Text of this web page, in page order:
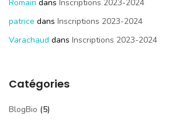
Romain dans Inscriptions 2023-2024
patrice dans Inscriptions 2023-2024
Varachaud dans Inscriptions 2023-2024
Catégories
BlogBio (5)